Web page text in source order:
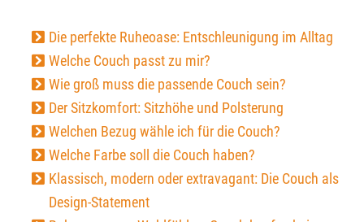
Die perfekte Ruheoase: Entschleunigung im Alltag
Welche Couch passt zu mir?
Wie groß muss die passende Couch sein?
Der Sitzkomfort: Sitzhöhe und Polsterung
Welchen Bezug wähle ich für die Couch?
Welche Farbe soll die Couch haben?
Klassisch, modern oder extravagant: Die Couch als
Design-Statement